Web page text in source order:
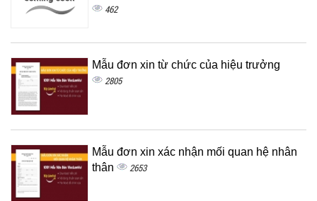
462
Mẫu đơn xin từ chức của hiệu trưởng
2805
Mẫu đơn xin xác nhận mối quan hệ nhân
thân
2653